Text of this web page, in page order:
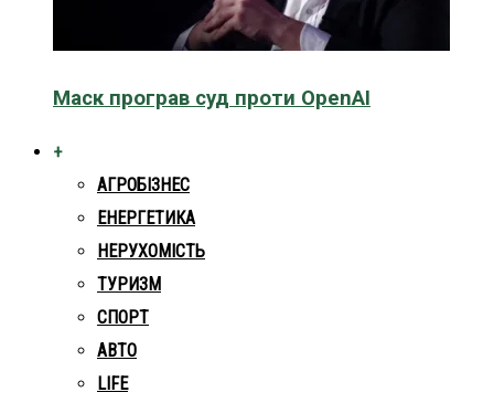
Маск програв суд проти OpenAI
+
АГРОБІЗНЕС
ЕНЕРГЕТИКА
НЕРУХОМІСТЬ
ТУРИЗМ
СПОРТ
АВТО
LIFE